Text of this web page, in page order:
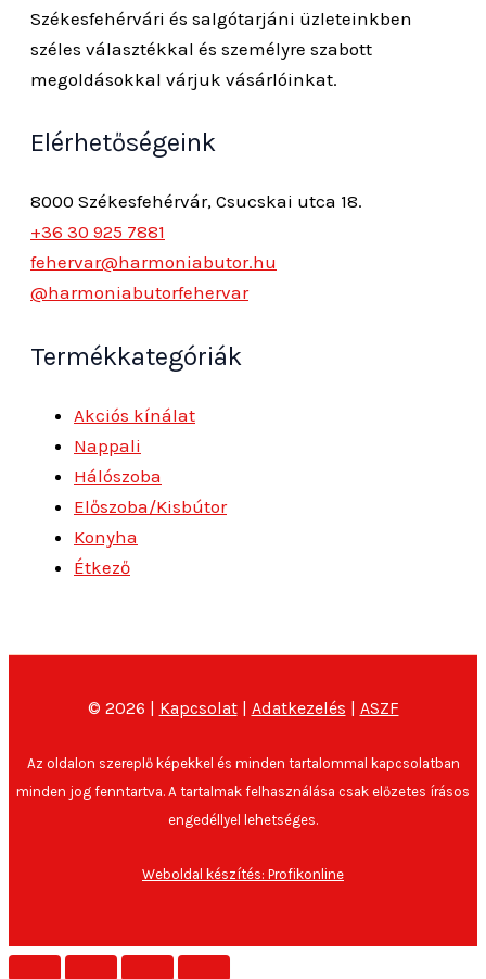
Székesfehérvári és salgótarjáni üzleteinkben
széles választékkal és személyre szabott
megoldásokkal várjuk vásárlóinkat.
Elérhetőségeink
8000 Székesfehérvár, Csucskai utca 18.
+36 30 925 7881
fehervar@harmoniabutor.hu
@harmoniabutorfehervar
Termékkategóriák
Akciós kínálat
Nappali
Hálószoba
Előszoba/Kisbútor
Konyha
Étkező
© 2026 | Kapcsolat| Adatkezelés | ASZF
Az oldalon szereplő képekkel és minden tartalommal kapcsolatban
minden jog fenntartva. A tartalmak felhasználása csak előzetes írásos
engedéllyel lehetséges.
Weboldal készítés: Profikonline